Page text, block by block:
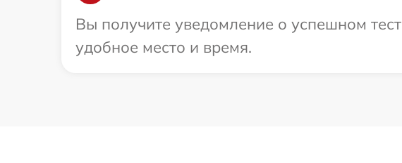
Вы получите уведомление о успешном
удобное место и время.